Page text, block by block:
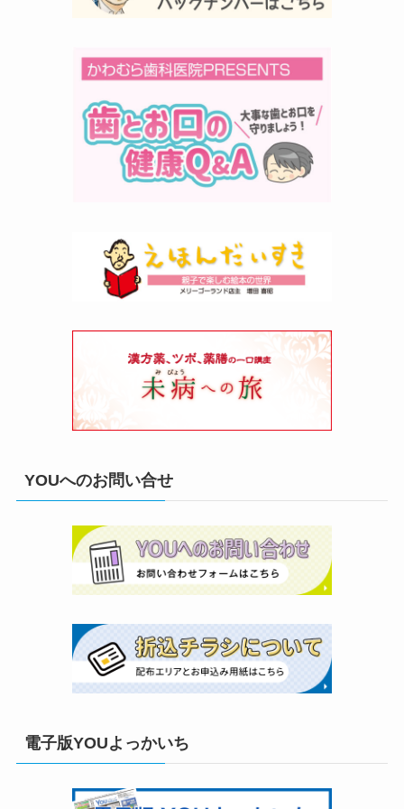
YOUへのお問い合せ
電子版YOUよっかいち